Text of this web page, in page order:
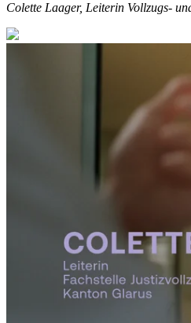
Colette Laager, Leiterin Vollzugs-